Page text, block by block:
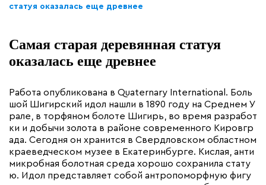
статуя оказалась еще древнее
Самая старая деревянная статуя
оказалась еще древнее
Работа опубликована в Quaternary International. Боль
шой Шигирский идол нашли в 1890 году на Среднем У
рале, в торфяном болоте Шигирь, во время разработ
ки и добычи золота в районе современного Кировгр
ада. Сегодня он хранится в Свердловском областном
краеведческом музее в Екатеринбурге. Кислая, анти
микробная болотная среда хорошо сохранила стату
ю. Идол представляет собой антропоморфную фигу